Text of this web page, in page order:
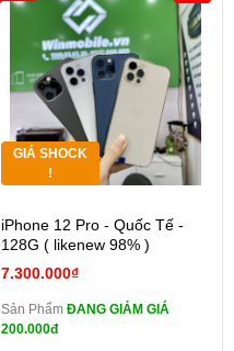
GIÁ SHOCK
!
iPhone 12 Pro - Quốc Tế -
128G ( likenew 98% )
7.300.000₫
Sản Phẩm ĐANG GIẢM GIÁ
200.000đ